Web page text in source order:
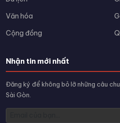
Văn hóa
Cộng đồng
Nhận tin mới nhất
Đăng ký để không bỏ lỡ những câu
Sài Gòn.